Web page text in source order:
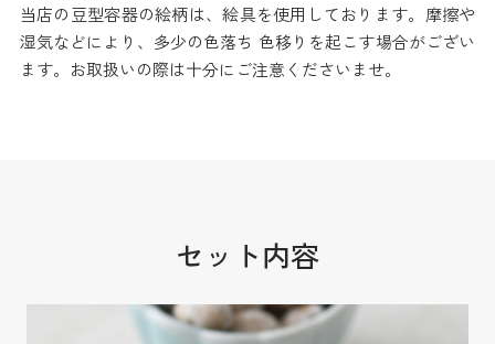
当店の豆型容器の絵柄は、絵具を使用しております。摩擦や
湿気などにより、多少の色落ち 色移りを起こす場合がござい
ます。お取扱いの際は十分にご注意くださいませ。
セット内容